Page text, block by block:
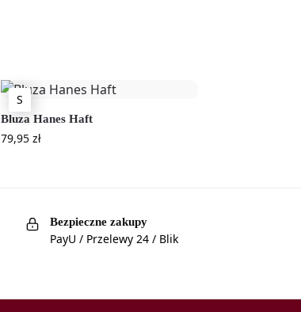
S
Bluza Hanes Haft
79,95zł
Bezpieczne zakupy
PayU / Przelewy 24 / Blik